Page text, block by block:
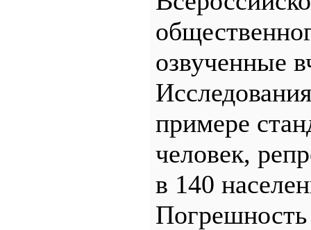
озвученные
примере
человек,
в 140